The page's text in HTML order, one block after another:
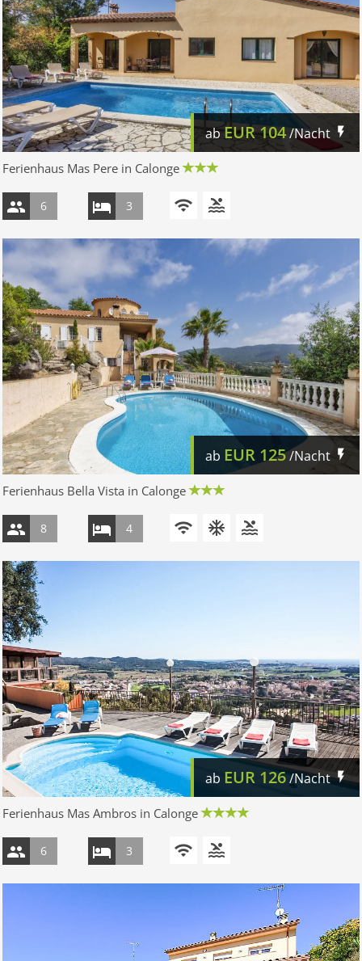
abEUR104/Nacht
Ferienhaus Mas Pere in Calonge
6 3
ab EUR 125/Nacht
Ferienhaus Bella Vista in Calonge
8 4
ab EUR 126/Nacht
Ferienhaus Mas Ambros in Calonge
6 3